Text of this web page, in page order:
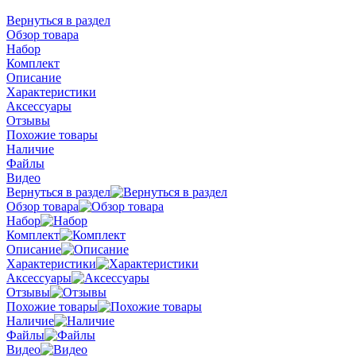
Вернуться в раздел
Обзор товара
Набор
Комплект
Описание
Характеристики
Аксессуары
Отзывы
Похожие товары
Наличие
Файлы
Видео
Вернуться в раздел
Обзор товара
Набор
Комплект
Описание
Характеристики
Аксессуары
Отзывы
Похожие товары
Наличие
Файлы
Видео